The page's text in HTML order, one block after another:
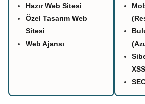
Hazır Web Sitesi
Özel Tasarım Web
Sitesi
Web Ajansı